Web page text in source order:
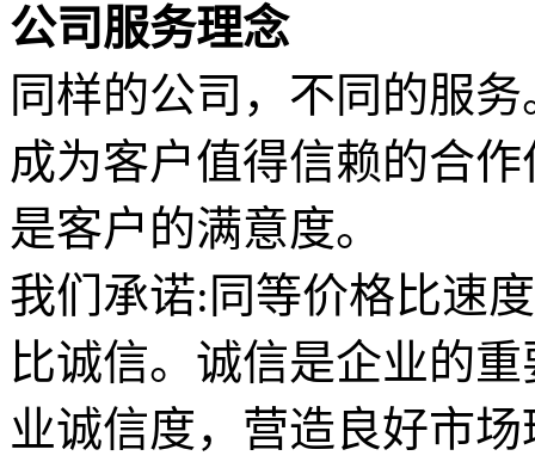
公司服务理念
同样的公司，不同的服
成为客户值得信赖的合
是客户的满意度。
我们承诺:同等价格比速
比诚信。诚信是企业的
业诚信度，营造良好市